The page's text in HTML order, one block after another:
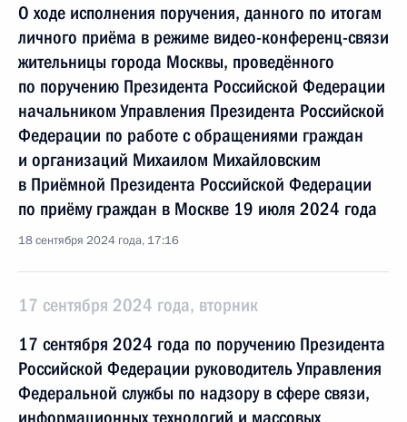
О ходе исполнения поручения, данного по итогам
личного приёма в режиме видео-конференц-связи
жительницы города Москвы, проведённого
по поручению Президента Российской Федерации
начальником Управления Президента Российской
Федерации по работе с обращениями граждан
и организаций Михаилом Михайловским
в Приёмной Президента Российской Федерации
по приёму граждан в Москве 19 июля 2024 года
18 сентября 2024 года, 17:16
17 сентября 2024 года, вторник
17 сентября 2024 года по поручению Президента
Российской Федерации руководитель Управления
Федеральной службы по надзору в сфере связи,
информационных технологий и массовых